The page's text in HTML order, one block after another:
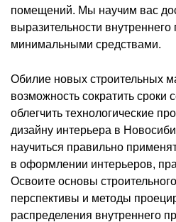
помещений. Мы научим вас
выразительности внутреннего
минимальными средствами.
Обилие новых строительных
возможность сократить сроки
облегчить технологические
дизайну интерьера в
научиться правильно
в оформлении интерьеров,
Освоите основы
перспективы и методы
распределения внутреннего